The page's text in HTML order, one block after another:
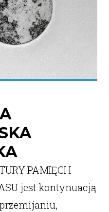
PAMIĘCI I
jest kontynuacją